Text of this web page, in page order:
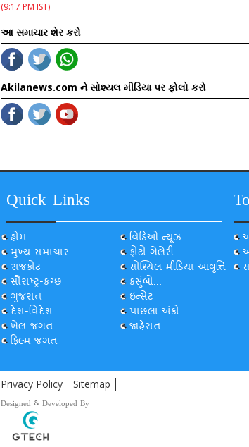
(9:17 PM IST)
આ સમાચાર શેર કરો
Akilanews.com ને સોશ્યલ મીડિયા પર ફોલો કરો
Quick Links
હોમ
મુખ્ય સમાચાર
રાજકોટ
સૌરાષ્ટ્ર-કચ્છ
ગુજરાત
દેશ-વિદેશ
ખેલ-જગત
ફિલ્મ જગત
વિડિઓ ન્યૂઝ
ફોટો ગેલેરી
સોશ્યિલ મીડિયા આવૃત્તિ
કસુંબો...
ઇન્સેટ
પાછલા અંકો
જાહેરાત
Privacy Policy Sitemap
Designed & Developed By